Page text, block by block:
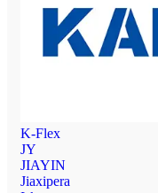
K-Flex
JY
JIAYIN
Jiaxipera